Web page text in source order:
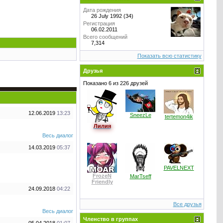
12.06.2019 13:23
Весь диалог
14.03.2019 05:37
24.09.2018 04:22
Весь диалог
Дата рождения
26 July 1992 (34)
Регистрация
06.02.2011
Всего сообщений
7,314
Показать всю статистику
Друзья
Показано 6 из 226 друзей
Лилия
SneezLe tertemon4ik
FrozeN
Friendly
MarTseff
PAVELNEXT
Все друзья
Членство в группах